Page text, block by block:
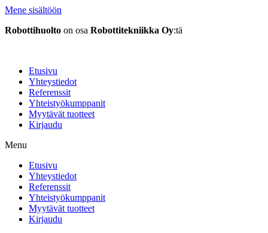
Mene sisältöön
Robottihuolto on osa Robottitekniikka Oy:tä
Etusivu
Yhteystiedot
Referenssit
Yhteistyökumppanit
Myytävät tuotteet
Kirjaudu
Menu
Etusivu
Yhteystiedot
Referenssit
Yhteistyökumppanit
Myytävät tuotteet
Kirjaudu